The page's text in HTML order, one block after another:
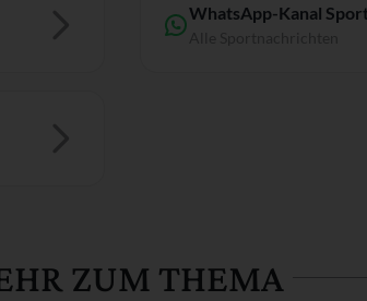
WhatsApp-Kanal
ZUM THEMA